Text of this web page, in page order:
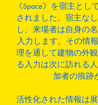
《Space》を宿主と
されました。宿主な
し、来場者は自身の
入力します。その情
理を通して建物の外
る入力は次に訪れる
加者の痕跡
活性化された情報は